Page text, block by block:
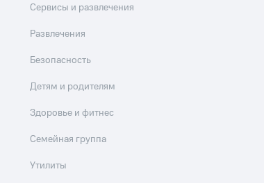
Сервисы и развлечения
Развлечения
Безопасность
Детям и родителям
Здоровье и фитнес
Семейная группа
Утилиты